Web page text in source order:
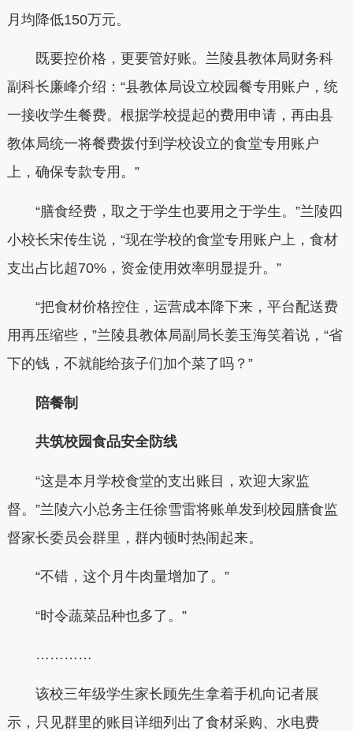
月均降低150万元。
既要控价格，更要管好账。兰陵县教体局财务科
副科长廉峰介绍：“县教体局设立校园餐专用账户，统
一接收学生餐费。根据学校提起的费用申请，再由县
教体局统一将餐费拨付到学校设立的食堂专用账户
上，确保专款专用。”
“膳食经费，取之于学生也要用之于学生。”兰陵四
小校长宋传生说，“现在学校的食堂专用账户上，食材
支出占比超70%，资金使用效率明显提升。”
“把食材价格控住，运营成本降下来，平台配送费
用再压缩些，”兰陵县教体局副局长姜玉海笑着说，“省
下的钱，不就能给孩子们加个菜了吗？”
陪餐制
共筑校园食品安全防线
“这是本月学校食堂的支出账目，欢迎大家监
督。”兰陵六小总务主任徐雪雷将账单发到校园膳食监
督家长委员会群里，群内顿时热闹起来。
“不错，这个月牛肉量增加了。”
“时令蔬菜品种也多了。”
…………
该校三年级学生家长顾先生拿着手机向记者展
示，只见群里的账目详细列出了食材采购、水电费